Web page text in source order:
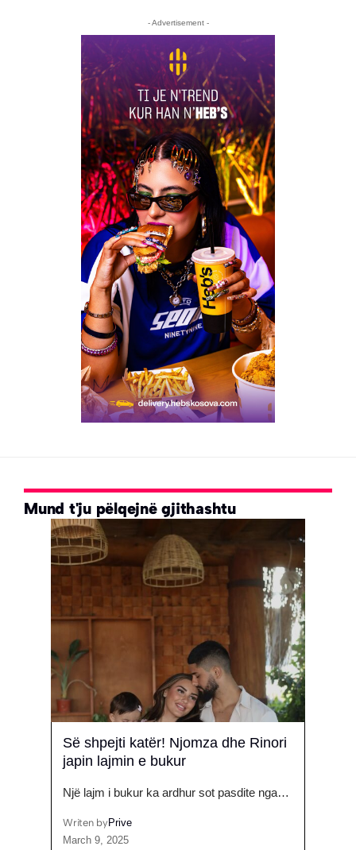
- Advertisement -
Mund t'ju pëlqejnë gjithashtu
Së shpejti katër! Njomza dhe Rinori
japin lajmin e bukur
Një lajm i bukur ka ardhur sot pasdite nga…
Writen byPrive
March 9, 2025